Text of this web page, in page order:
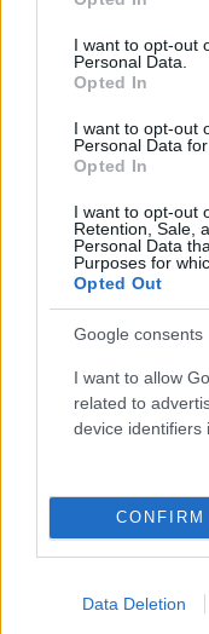
use your data for
consent section.
I want to opt-out
Personal Data.
Opted In
I want to opt-out
Personal Data
Opted In
I want to opt-out
Retention, Sale,
Personal Data
Purposes for
Opted Out
Google consents
I want to allow
related to
device identifiers
CONFIRM
Data Deletion
Φρίκη στην
μπάνιο με καυτό
εγκαύματα
Ο ασυνείδητοι γονείς
παραμέλησης ανηλίκου